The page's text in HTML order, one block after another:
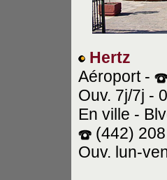
Hertz
Aéroport -
Ouv. 7j/7j -
En ville -
(442)
Ouv. lun-